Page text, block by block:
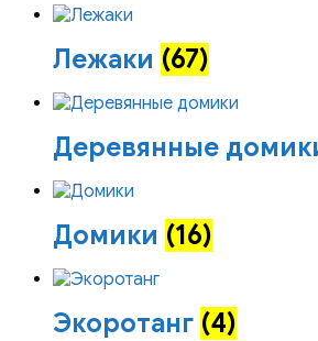
Лежаки (67)
Деревянные
Домики (16)
Экоротанг (4)